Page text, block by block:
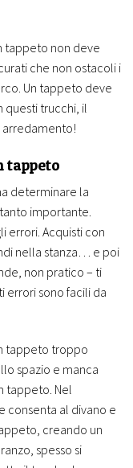
tappeto non deve
che non ostacoli i
Un tappeto deve
questi trucchi, il
tappeto
determinare la
importante.
errori. Acquisti con
nella stanza… e poi
non pratico – ti
errori sono facili da
tappeto troppo
spazio e manca
tappeto. Nel
consenta al divano e
creando un
spesso si